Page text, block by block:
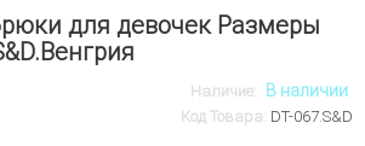
для девочек Размеры
Наличие: В наличии
Код Товара: DT-067.S&D